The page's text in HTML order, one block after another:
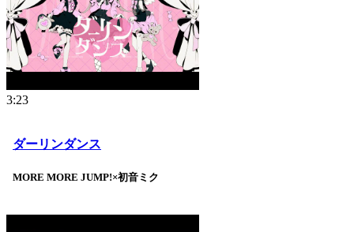
3:23
ダーリンダンス
MORE MORE JUMP!×初音ミク